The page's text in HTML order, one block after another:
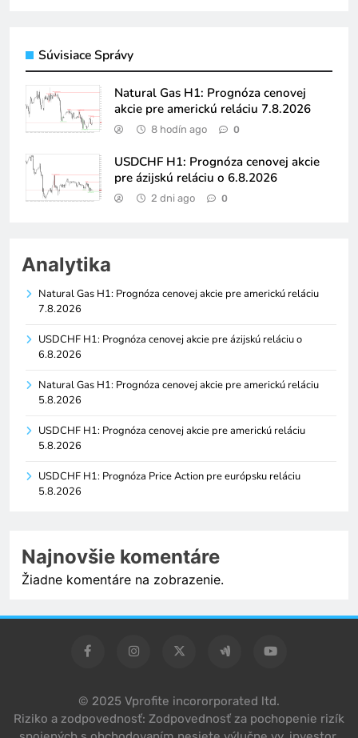
Súvisiace Správy
Natural Gas H1: Prognóza cenovej
akcie pre americkú reláciu 7.8.2026
8 hodín ago 0
USDCHF H1: Prognóza cenovej akcie
pre ázijskú reláciu o 6.8.2026
2 dni ago 0
Analytika
Natural Gas H1: Prognóza cenovej akcie pre americkú reláciu
7.8.2026
USDCHF H1: Prognóza cenovej akcie pre ázijskú reláciu o
6.8.2026
Natural Gas H1: Prognóza cenovej akcie pre americkú reláciu
5.8.2026
USDCHF H1: Prognóza cenovej akcie pre americkú reláciu
5.8.2026
USDCHF H1: Prognóza Price Action pre európsku reláciu
5.8.2026
Najnovšie komentáre
Žiadne komentáre na zobrazenie.
© 2025 Vprofite incororporated ltd.
Riziko a zodpovednosť: Zodpovednosť za pochopenie rizík